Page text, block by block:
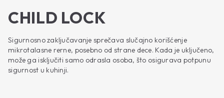
CHILD LOCK
Sigurnosno zaključavanje sprečava slučajno korišćenje
mikrotalasne rerne, posebno od strane dece. Kada je uključeno,
može ga isključiti samo odrasla osoba, što osigurava potpunu
sigurnost u kuhinji.